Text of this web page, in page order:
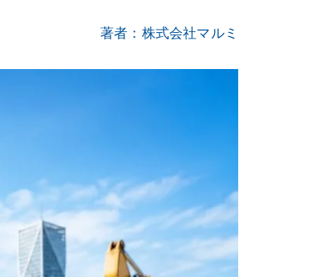
著者：株式会社マルミ